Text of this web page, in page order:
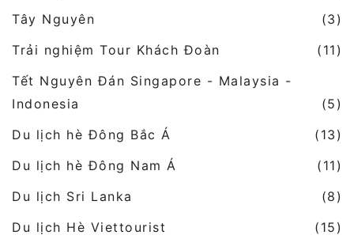
Tây Nguyên
(3)
Trải nghiệm Tour Khách Đoàn
(11)
Tết Nguyên Đán Singapore - Malaysia -
Indonesia
(5)
Du lịch hè Đông Bắc Á
(13)
Du lịch hè Đông Nam Á
(11)
Du lịch Sri Lanka
(8)
Du lịch Hè Viettourist
(15)